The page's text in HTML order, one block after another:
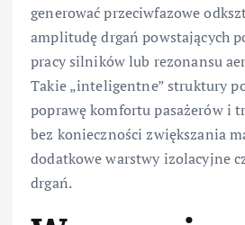
generować przeciwfazowe
amplitudę drgań powstających
pracy silników lub rezonansu
Takie „inteligentne” struktury
poprawę komfortu pasażerów i
bez konieczności zwiększania
dodatkowe warstwy izolacyjne
drgań.